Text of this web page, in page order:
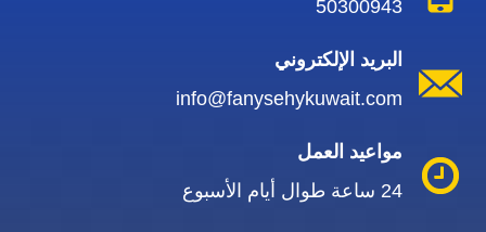
50300943
البريد الإلكتروني
info@fanysehykuwait.com
مواعيد العمل
24 ساعة طوال أيام الأسبوع